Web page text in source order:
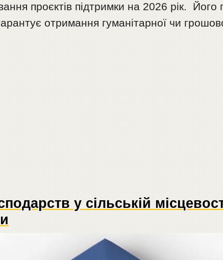
проєктів підтримки на 2026 рік.
отримання гуманітарної чи
у сільській